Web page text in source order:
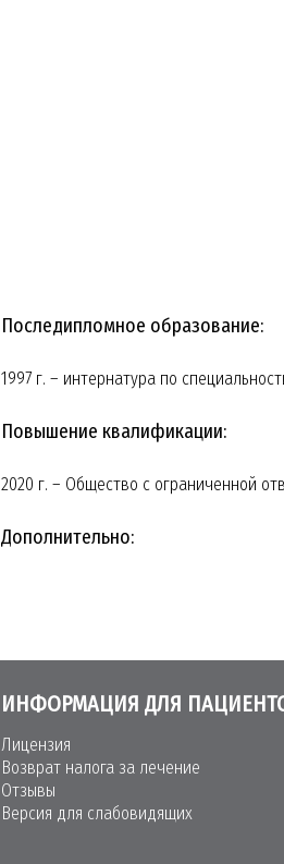
Последипломное образование:
1997 г. – интернатура по
Повышение квалификации:
2020 г. – Общество с ограниченной
Дополнительно:
ИНФОРМАЦИЯ ДЛЯ
Лицензия
Возврат налога за лечение
Отзывы
Версия для слабовидящих